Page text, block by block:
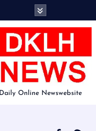
Daily Online Newswebsite